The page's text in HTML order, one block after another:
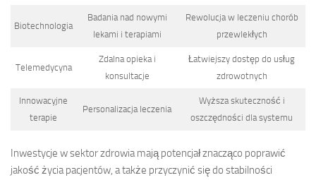
Biotechnologia
Badania nad nowymi
lekami i terapiami
Rewolucja w leczeniu chorób
przewlekłych
Telemedycyna
Zdalna opieka i
konsultacje
Łatwiejszy dostęp do usług
zdrowotnych
Innowacyjne
terapie
Personalizacja leczenia
Wyższa skuteczność i
oszczędności dla systemu
Inwestycje w sektor zdrowia mają potencjał znacząco poprawić
jakość życia pacjentów, a także przyczynić się do stabilności